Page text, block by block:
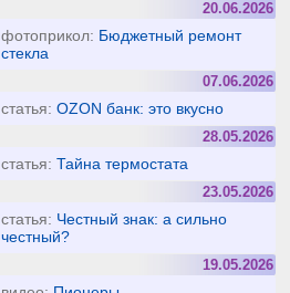
20.06.2026
фотоприкол: Бюджетный ремонт
стекла
07.06.2026
статья:OZON банк: это вкусно
28.05.2026
статья:Тайна термостата
23.05.2026
статья: Честный знак: а сильно
честный?
19.05.2026